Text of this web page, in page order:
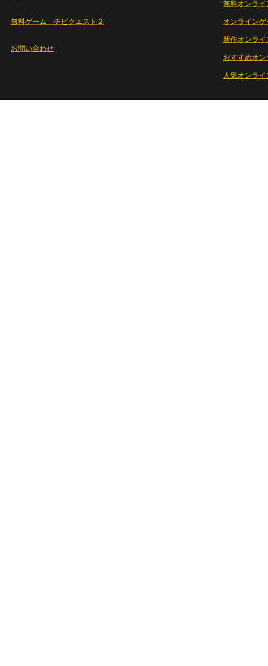
無料ゲーム チビクエスト２
お問い合わせ
無料オンライ
オンライン
新作オンライ
おすすめオ
人気オンラ